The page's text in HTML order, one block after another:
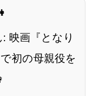
映画『となり
初の母親役を